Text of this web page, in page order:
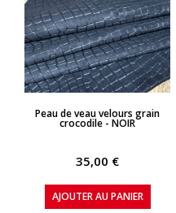
APERÇU RAPIDE
Peau de veau velours grain
crocodile - NOIR
35,00 €
AJOUTER AU PANIER